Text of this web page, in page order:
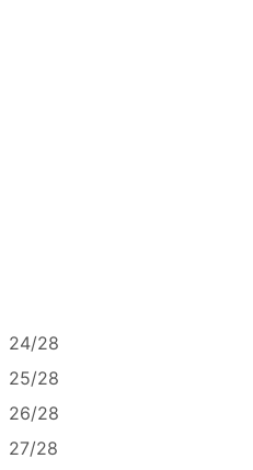
24/28
25/28
26/28
27/28